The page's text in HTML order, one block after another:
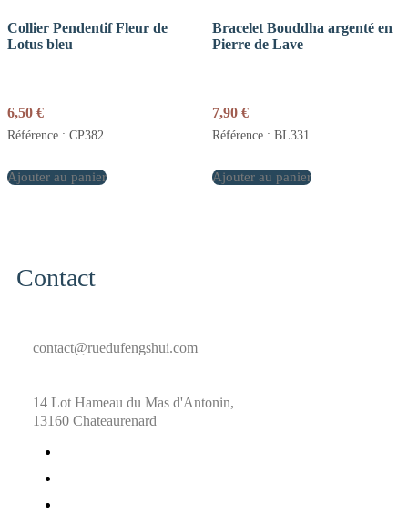
Collier Pendentif Fleur de
Lotus bleu
6,50 €
Référence : CP382
Ajouter au panier
Bracelet Bouddha argenté en
Pierre de Lave
7,90 €
Référence : BL331
Ajouter au panier
Contact
contact@ruedufengshui.com
14 Lot Hameau du Mas d'Antonin,
13160 Chateaurenard